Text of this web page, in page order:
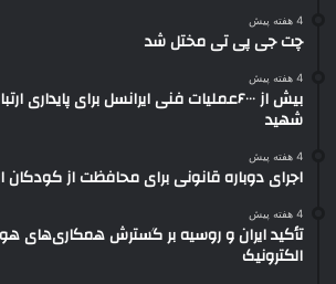
4 هفته پیش
چت جی پی تی مختل شد
4 هفته پیش
بیش از ۶۰۰۰عملیات فنی ایرانسل برای
شهید
4 هفته پیش
اجرای دوباره قانونی برای محافظت از کودکان
4 هفته پیش
تأکید ایران و روسیه بر گسترش
الکترونیک